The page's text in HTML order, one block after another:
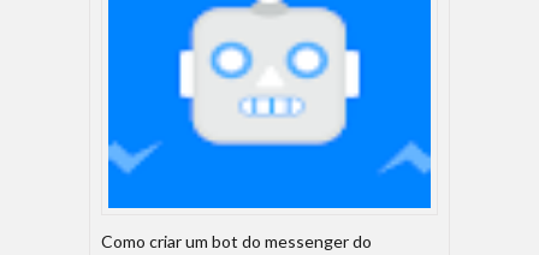
Como criar um bot do messenger do